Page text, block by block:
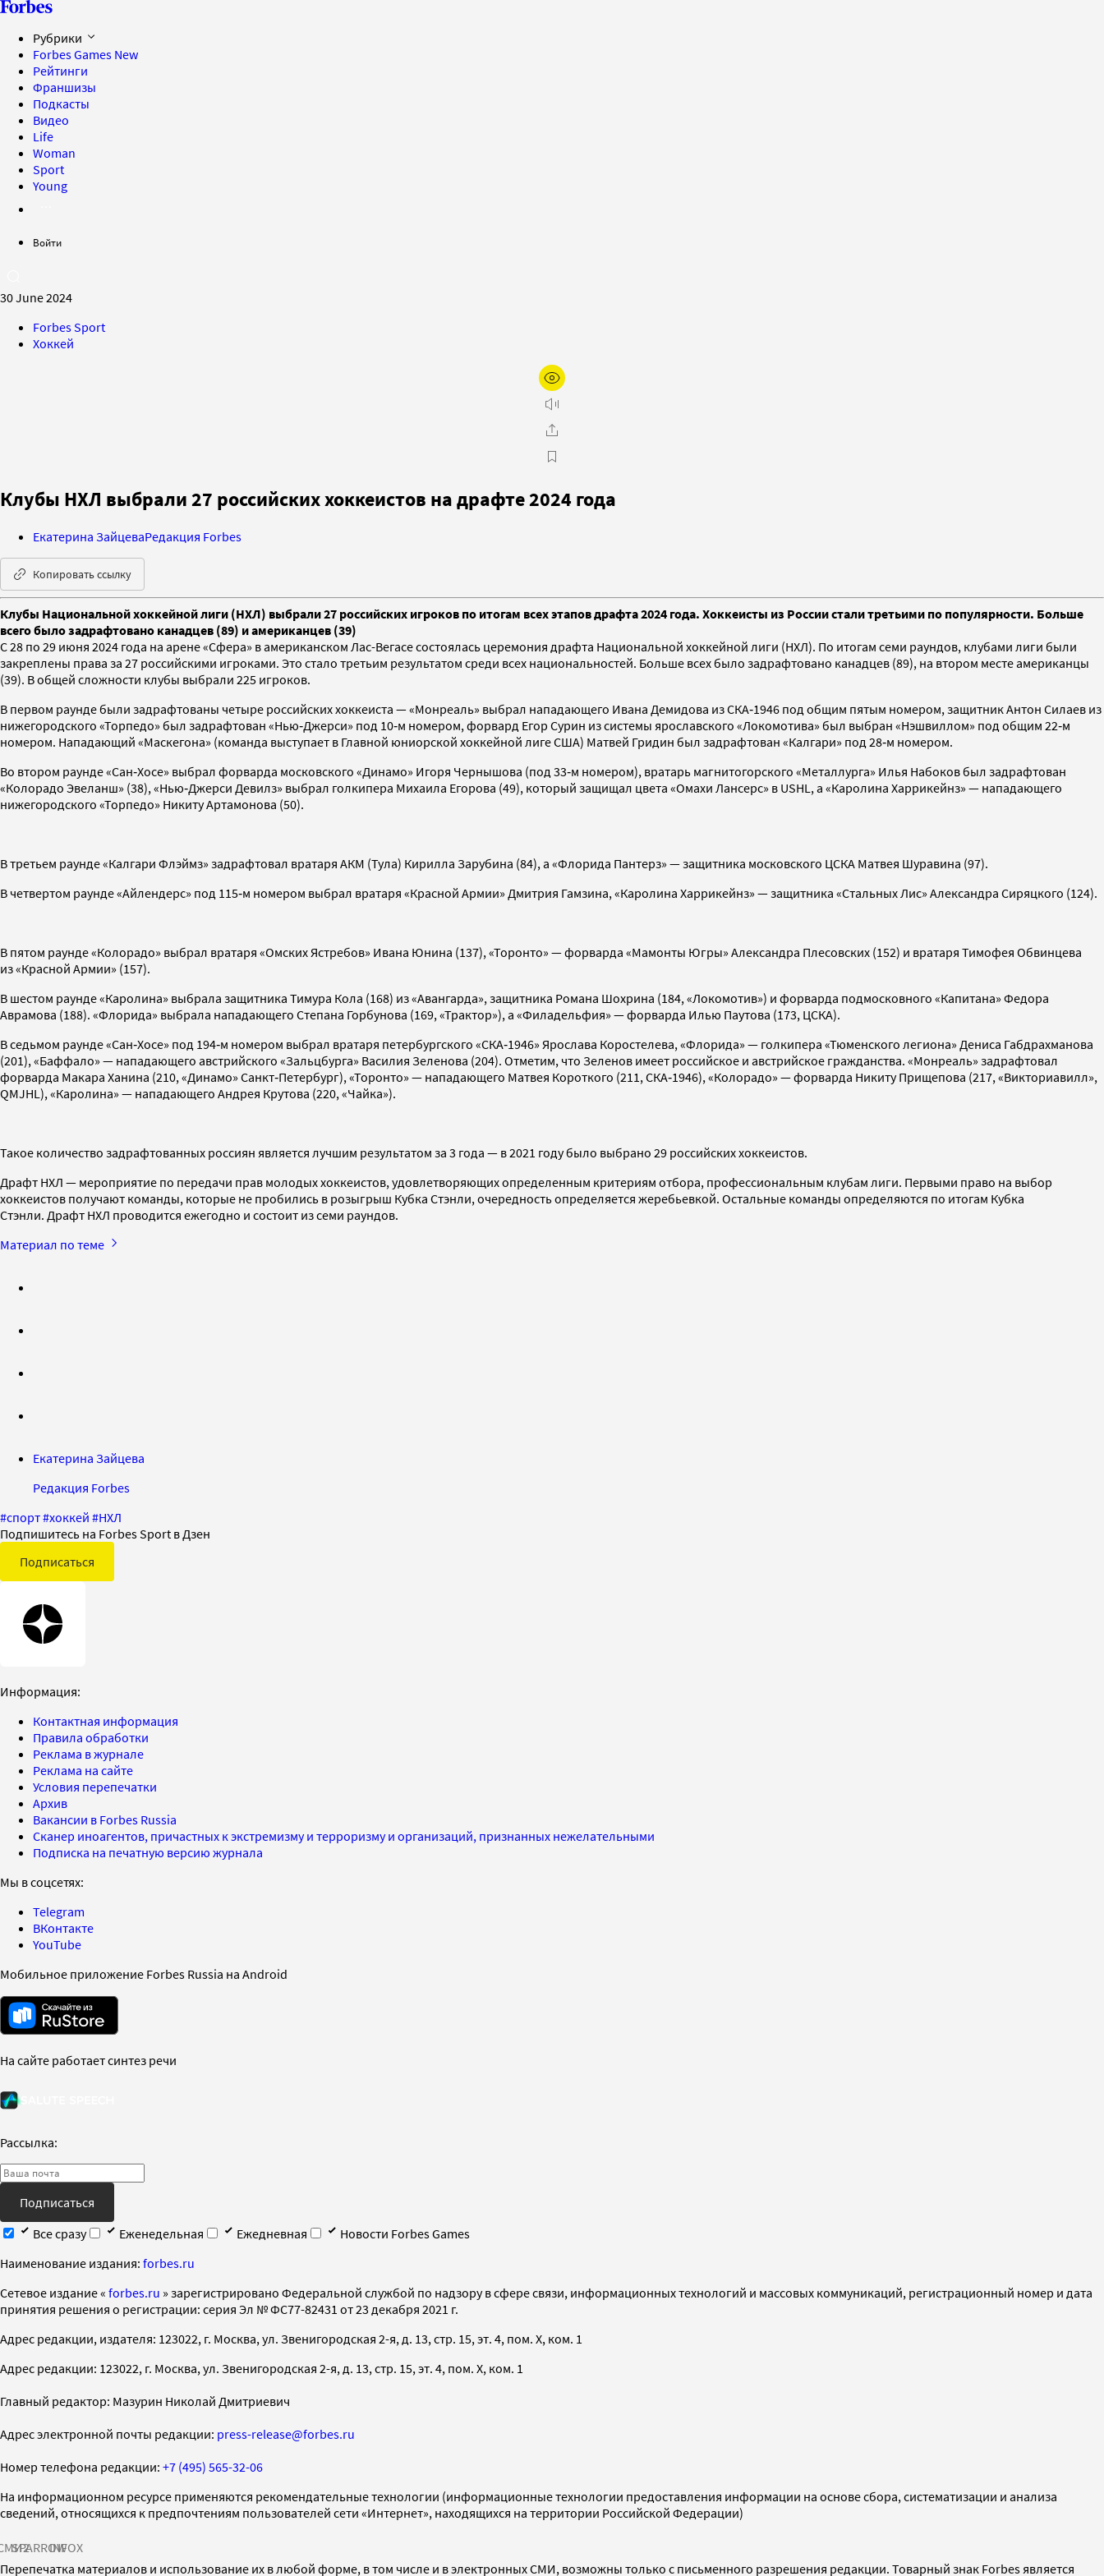
Рубрики
Forbes Games New
Рейтинги
Франшизы
Подкасты
Видео
Life
Woman
Sport
Young
Войти
30 June 2024
Forbes Sport
Хоккей
Клубы НХЛ выбрали 27 российских хоккеистов на драфте 2024 года
Екатерина ЗайцеваРедакция Forbes
Копировать ссылку
Клубы Национальной хоккейной лиги (НХЛ) выбрали 27 российских игроков по итогам всех этапов драфта 2024 года. Хоккеисты из России стали третьими по популярности. Больше
всего было задрафтовано канадцев (89) и американцев (39)
С 28 по 29 июня 2024 года на арене «Сфера» в американском Лас-Вегасе состоялась церемония драфта Национальной хоккейной лиги (НХЛ). По итогам семи раундов, клубами лиги были
закреплены права за 27 российскими игроками. Это стало третьим результатом среди всех национальностей. Больше всех было задрафтовано канадцев (89), на втором месте американцы
(39). В общей сложности клубы выбрали 225 игроков.
В первом раунде были задрафтованы четыре российских хоккеиста — «Монреаль» выбрал нападающего Ивана Демидова из СКА‑1946 под общим пятым номером, защитник Антон Силаев из
нижегородского «Торпедо» был задрафтован «Нью‑Джерси» под 10‑м номером, форвард Егор Сурин из системы ярославского «Локомотива» был выбран «Нэшвиллом» под общим 22‑м
номером. Нападающий «Маскегона» (команда выступает в Главной юниорской хоккейной лиге США) Матвей Гридин был задрафтован «Калгари» под 28‑м номером.
Во втором раунде «Сан‑Хосе» выбрал форварда московского «Динамо» Игоря Чернышова (под 33‑м номером), вратарь магнитогорского «Металлурга» Илья Набоков был задрафтован
«Колорадо Эвеланш» (38), «Нью‑Джерси Девилз» выбрал голкипера Михаила Егорова (49), который защищал цвета «Омахи Лансерс» в USHL, а «Каролина Харрикейнз» — нападающего
нижегородского «Торпедо» Никиту Артамонова (50).
В третьем раунде «Калгари Флэймз» задрафтовал вратаря АКМ (Тула) Кирилла Зарубина (84), а «Флорида Пантерз» — защитника московского ЦСКА Матвея Шуравина (97).
В четвертом раунде «Айлендерс» под 115‑м номером выбрал вратаря «Красной Армии» Дмитрия Гамзина, «Каролина Харрикейнз» — защитника «Стальных Лис» Александра Сиряцкого (124).
В пятом раунде «Колорадо» выбрал вратаря «Омских Ястребов» Ивана Юнина (137), «Торонто» — форварда «Мамонты Югры» Александра Плесовских (152) и вратаря Тимофея Обвинцева
из «Красной Армии» (157).
В шестом раунде «Каролина» выбрала защитника Тимура Кола (168) из «Авангарда», защитника Романа Шохрина (184, «Локомотив») и форварда подмосковного «Капитана» Федора
Аврамова (188). «Флорида» выбрала нападающего Степана Горбунова (169, «Трактор»), а «Филадельфия» — форварда Илью Паутова (173, ЦСКА).
В седьмом раунде «Сан‑Хосе» под 194‑м номером выбрал вратаря петербургского «СКА‑1946» Ярослава Коростелева, «Флорида» — голкипера «Тюменского легиона» Дениса Габдрахманова
(201), «Баффало» — нападающего австрийского «Зальцбурга» Василия Зеленова (204). Отметим, что Зеленов имеет российское и австрийское гражданства. «Монреаль» задрафтовал
форварда Макара Ханина (210, «Динамо» Санкт‑Петербург), «Торонто» — нападающего Матвея Короткого (211, СКА‑1946), «Колорадо» — форварда Никиту Прищепова (217, «Викториавилл»,
QMJHL), «Каролина» — нападающего Андрея Крутова (220, «Чайка»).
Такое количество задрафтованных россиян является лучшим результатом за 3 года — в 2021 году было выбрано 29 российских хоккеистов.
Драфт НХЛ — мероприятие по передачи прав молодых хоккеистов, удовлетворяющих определенным критериям отбора, профессиональным клубам лиги. Первыми право на выбор
хоккеистов получают команды, которые не пробились в розыгрыш Кубка Стэнли, очередность определяется жеребьевкой. Остальные команды определяются по итогам Кубка
Стэнли. Драфт НХЛ проводится ежегодно и состоит из семи раундов.
Материал по теме
Екатерина Зайцева
Редакция Forbes
#спорт#хоккей #НХЛ
Подпишитесь на Forbes Sport в Дзен
Подписаться
Информация:
Контактная информация
Правила обработки
Реклама в журнале
Реклама на сайте
Условия перепечатки
Архив
Вакансии в Forbes Russia
Сканер иноагентов, причастных к экстремизму и терроризму и организаций, признанных нежелательными
Подписка на печатную версию журнала
Мы в соцсетях:
Telegram
ВКонтакте
YouTube
Мобильное приложение Forbes Russia на Android
На сайте работает синтез речи
Рассылка:
Подписаться
Все сразу
Еженедельная Ежедневная
Новости Forbes Games
Наименование издания: forbes.ru
Cетевое издание « forbes.ru » зарегистрировано Федеральной службой по надзору в сфере связи, информационных технологий и массовых коммуникаций, регистрационный номер и дата
принятия решения о регистрации: серия Эл № ФС77-82431 от 23 декабря 2021 г.
Адрес редакции, издателя: 123022, г. Москва, ул. Звенигородская 2-я, д. 13, стр. 15, эт. 4, пом. X, ком. 1
Адрес редакции: 123022, г. Москва, ул. Звенигородская 2-я, д. 13, стр. 15, эт. 4, пом. X, ком. 1
Главный редактор: Мазурин Николай Дмитриевич
Адрес электронной почты редакции: press-release@forbes.ru
Номер телефона редакции: +7 (495) 565-32-06
На информационном ресурсе применяются рекомендательные технологии (информационные технологии предоставления информации на основе сбора, систематизации и анализа
сведений, относящихся к предпочтениям пользователей сети «Интернет», находящихся на территории Российской Федерации)
SPARROWINFOX
Перепечатка материалов и использование их в любой форме, в том числе и в электронных СМИ, возможны только с письменного разрешения редакции. Товарный знак Forbes является